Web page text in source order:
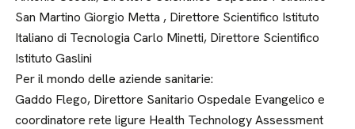
San Martino Giorgio Metta , Direttore Scientifico Istituto
Italiano di Tecnologia Carlo Minetti, Direttore Scientifico
Istituto Gaslini
Per il mondo delle aziende sanitarie:
Gaddo Flego, Direttore Sanitario Ospedale Evangelico e
coordinatore rete ligure Health Technology Assessment